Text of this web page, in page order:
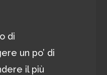
di
un po’ di
il più